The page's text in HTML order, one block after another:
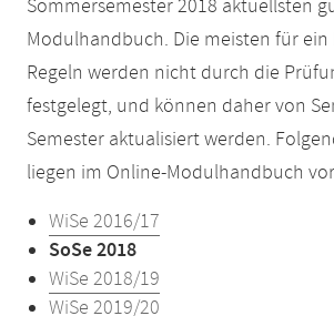
Sommersemester 2018 aktuellsten
Modulhandbuch. Die meisten für
Regeln werden nicht durch die
festgelegt, und können daher von
Semester aktualisiert werden.
liegen im Online-Modulhandbuch
WiSe 2016/17
SoSe 2018
WiSe 2018/19
WiSe 2019/20